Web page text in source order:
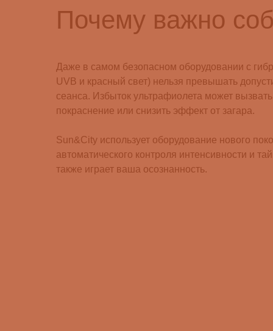
Почему важно
Даже в самом безопасном оборудовании с
UVB и красный свет) нельзя превышать
сеанса. Избыток ультрафиолета может
покраснение или снизить эффект от загара.
Sun&City использует оборудование нового
автоматического контроля интенсивности и
также играет ваша осознанность.